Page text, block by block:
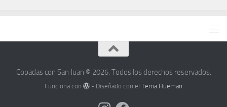
Copadas con San Juan © 2026. Todos los derechos reservados.
Funciona con - Diseñado con elTema Hueman